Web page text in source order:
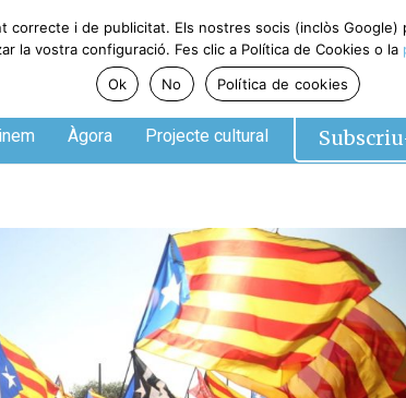
Àgora Projecte cultural
correcte i de publicitat. Els nostres socis (inclòs
la vostra configuració. Fes clic a Política de Cookies o la
Ok
No Política de cookies